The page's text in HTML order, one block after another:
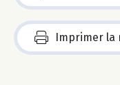
Imprimer la